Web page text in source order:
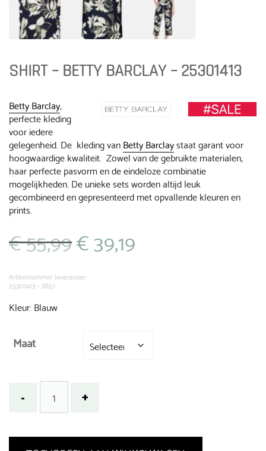
SHIRT – BETTY BARCLAY – 25301413
Betty Barclay,
perfecte kleding
voor iedere
gelegenheid. De kleding vanBetty Barclaystaat garant voor
hoogwaardige kwaliteit. Zowel van de gebruikte materialen,
haar perfecte pasvorm en de eindeloze combinatie
mogelijkheden. De unieke sets worden altijd leuk
gecombineerd en gepresenteerd met opvallende kleuren en
prints.
€55,99 Oorspronkelijke
prijs
€ 55,99.
€39,19
Artikelnummer leverancier:
25301413 - 8857
Kleur: Blauw
Maat